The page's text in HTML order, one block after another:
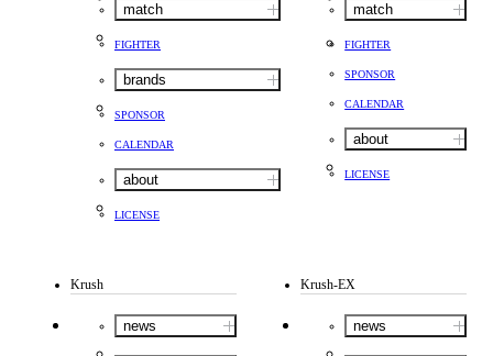
match
FIGHTER
brands
SPONSOR
CALENDAR
about
LICENSE
match
FIGHTER
SPONSOR
CALENDAR
about
LICENSE
Krush
news
Krush-EX
news